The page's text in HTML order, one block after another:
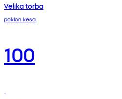
Velika torba
poklon kesa
100